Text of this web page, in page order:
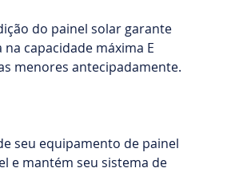
do painel solar garante
capacidade máxima E
menores antecipadamente.
seu equipamento de painel
e mantém seu sistema de